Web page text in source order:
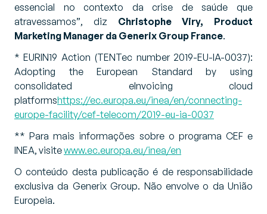
essencial no contexto da crise de saúde que
atravessamos”, diz Christophe Viry, Product
Marketing Manager da Generix Group France.
* EURIN19 Action (TENTec number 2019-EU-IA-0037):
Adopting the European Standard by using
consolidated eInvoicing cloud
platformshttps://ec.europa.eu/inea/en/connecting-
europe-facility/cef-telecom/2019-eu-ia-0037
** Para mais informações sobre o programa CEF e
INEA, visitewww.ec.europa.eu/inea/en
O conteúdo desta publicação é de responsabilidade
exclusiva da Generix Group. Não envolve o da União
Europeia.